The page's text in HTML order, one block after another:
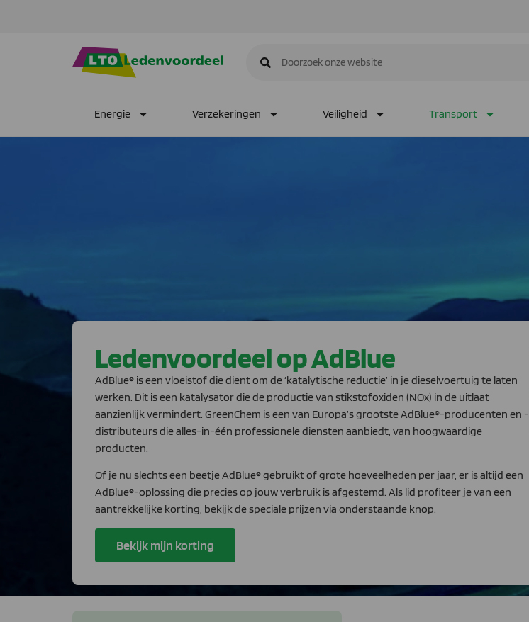
Energie Verzekeringen Veiligheid Transport
Ledenvoordeel op AdBlue
AdBlue® is een vloeistof die dient om de ‘katalytische reductie’ in je dieselvoertuig te laten
werken. Dit is een katalysator die de productie van stikstofoxiden (NOx) in de uitlaat
aanzienlijk vermindert. GreenChem is een van Europa’s grootste AdBlue®-producenten en -
distributeurs die alles-in-één professionele diensten aanbiedt, van hoogwaardige
producten.
Of je nu slechts een beetje AdBlue® gebruikt of grote hoeveelheden per jaar, er is altijd een
AdBlue®-oplossing die precies op jouw verbruik is afgestemd. Als lid profiteer je van een
aantrekkelijke korting, bekijk de speciale prijzen via onderstaande knop.
Bekijk mijn korting